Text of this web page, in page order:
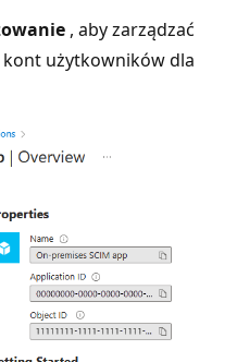
, aby zarządzać
użytkowników dla